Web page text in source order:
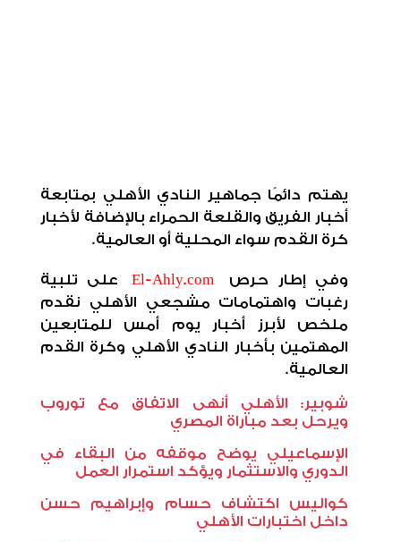
يهتم دائمًا جماهير النادي الأهلي بمتابعة
أخبار الفريق والقلعة الحمراء بالإضافة لأخبار
كرة القدم سواء المحلية أو العالمية.
وفي إطار حرص El-Ahly.com
على تلبية
رغبات واهتمامات مشجعي الأهلي نقدم
ملخص لأبرز أخبار يوم أمس للمتابعين
المهتمين بأخبار النادي الأهلي وكرة القدم
العالمية.
شوبير: الأهلي أنهى الاتفاق مع توروب
ويرحل بعد مباراة المصري
الإسماعيلي يوضح موقفه من البقاء في
الدوري والاستثمار ويؤكد استمرار العمل
كواليس اكتشاف حسام وإبراهيم حسن
داخل اختبارات الأهلي